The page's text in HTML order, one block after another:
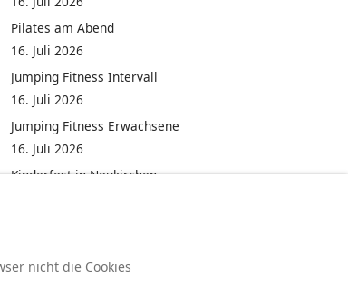
Pilates am Abend
16. Juli 2026
Jumping Fitness Intervall
16. Juli 2026
Jumping Fitness Erwachsene
16. Juli 2026
Kinderfest in Neukirchen
nicht die Cookies